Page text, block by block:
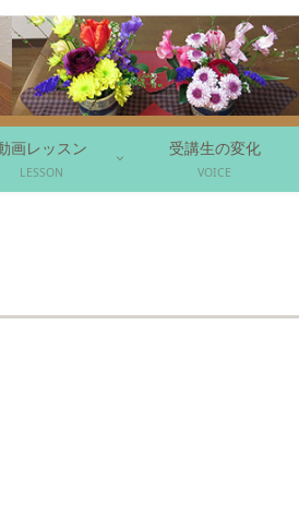
画レッスン
LESSON
受講生の変化
VOICE